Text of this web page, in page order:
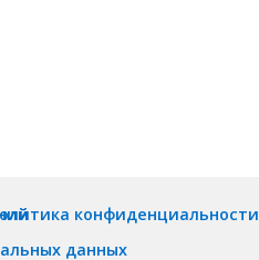
данных
конфиденциальности